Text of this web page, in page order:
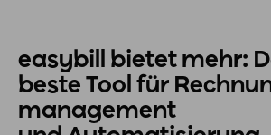
easybill bietet mehr:
beste Tool für
management